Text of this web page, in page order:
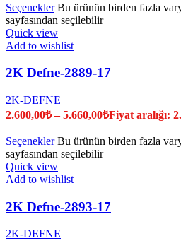
Seçenekler Bu ürünün birden fazla
sayfasından seçilebilir
Quick view
Add to wishlist
2K Defne-2889-17
2K-DEFNE
2.600,00₺ –5.660,00₺Fiyat aralığı:
Seçenekler Bu ürünün birden fazla
sayfasından seçilebilir
Quick view
Add to wishlist
2K Defne-2893-17
2K-DEFNE